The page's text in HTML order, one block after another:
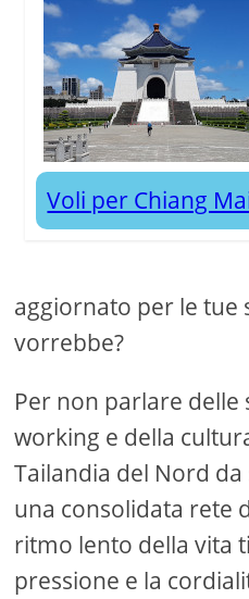
Voli per Chiang
aggiornato per le tue
vorrebbe?
Per non parlare delle
working e della
Tailandia del Nord
una consolidata rete
ritmo lento della vita
pressione e la